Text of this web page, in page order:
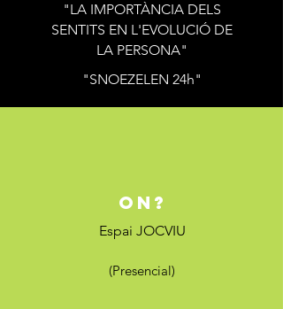
"LA IMPORTÀNCIA DELS
SENTITS EN L'EVOLUCIÓ DE
LA PERSONA"
"SNOEZELEN 24h"
on?
Espai JOCVIU
(Presencial)